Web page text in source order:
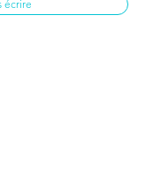
écrire